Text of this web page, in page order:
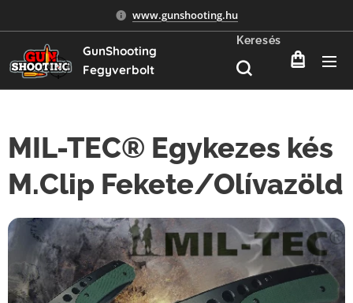
www.gunshooting.hu
GunShooting
Fegyverbolt
Keresés
MIL-TEC® Egykezes kés
M.Clip Fekete/Olívazöld